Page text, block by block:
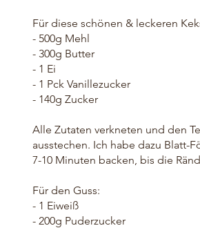
Für diese schönen & leckeren
- 500g Mehl
- 300g Butter
- 1 Ei
- 1 Pck Vanillezucker
- 140g Zucker
Alle Zutaten verkneten und den
ausstechen. Ich habe dazu Blatt-
7-10 Minuten backen, bis die
Für den Guss:
- 1 Eiweiß
- 200g Puderzucker